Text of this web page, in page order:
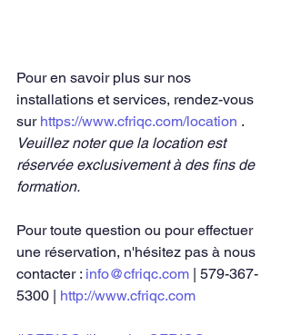
Pour en savoir plus sur nos
installations et services, rendez-vous
sur https://www.cfriqc.com/location .
Veuillez noter que la location est
réservée exclusivement à des fins de
formation.
Pour toute question ou pour effectuer
une réservation, n'hésitez pas à nous
contacter : info@cfriqc.com | 579-367-
5300 | http://www.cfriqc.com